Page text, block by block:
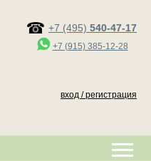
+7 (495) 540-47-17
+7 (915) 385-12-28
вход / регистрация